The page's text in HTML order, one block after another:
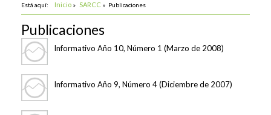
Está aquí: Inicio » SARCC » Publicaciones
Publicaciones
Informativo Año 10, Número 1 (Marzo de 2008)
Informativo Año 9, Número 4 (Diciembre de 2007)